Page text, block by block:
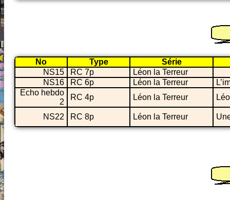
No Type
Série
NS15
RC 7p
Léon la Terreur
NS16
RC 6p Léon la Terreur
Echo hebdo
2
RC 4p Léon la Terreur
NS22 RC 8p Léon la Terreur